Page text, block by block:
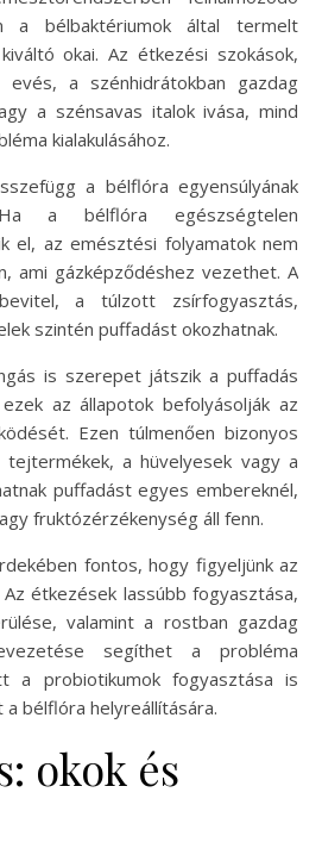
a bélbaktériumok által termelt
okai. Az étkezési szokások,
a szénhidrátokban gazdag
a szénsavas italok ivása, mind
kialakulásához.
a bélflóra egyensúlyának
a bélflóra egészségtelen
el, az emésztési folyamatok nem
ami gázképződéshez vezethet. A
a túlzott zsírfogyasztás,
szintén puffadást okozhatnak.
is szerepet játszik a puffadás
ezek az állapotok befolyásolják az
Ezen túlmenően bizonyos
a hüvelyesek vagy a
puffadást egyes embereknél,
fruktózérzékenység áll fenn.
fontos, hogy figyeljünk az
étkezések lassúbb fogyasztása,
valamint a rostban gazdag
segíthet a probléma
a probiotikumok fogyasztása is
bélflóra helyreállítására.
okok és